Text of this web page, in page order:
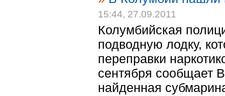
15:44, 27.09.2011
Колумбийская
подводную лодку,
переправки
сентября сообщает
найденная